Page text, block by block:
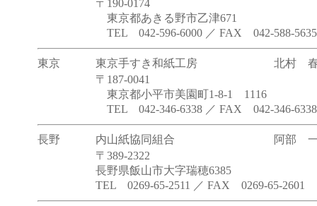
〒190-0174
東京都あきる野市乙津671
TEL 042-596-6000 ／ FAX 042-588-5635
東京 東京手すき和紙工房
北村 春
〒187-0041
東京都小平市美園町1-8-1 1116
TEL 042-346-6338 ／ FAX 042-346-6338
長野 内山紙協同組合
阿部
〒389-2322
長野県飯山市大字瑞穂6385
TEL 0269-65-2511 ／ FAX 0269-65-2601